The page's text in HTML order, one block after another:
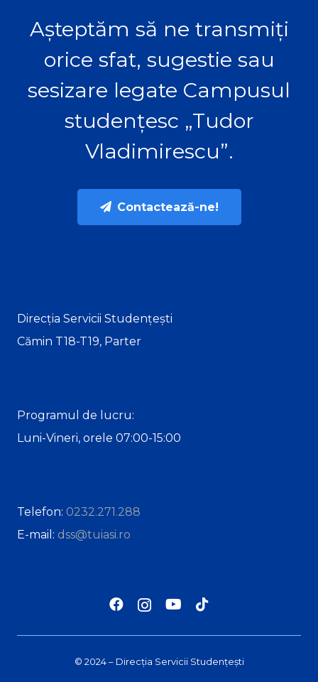
Așteptăm să ne transmiți
orice sfat, sugestie sau
sesizare legate Campusul
studențesc „Tudor
Vladimirescu”.
Contactează-ne!
Direcția Servicii Studențești
Cămin T18-T19, Parter
Programul de lucru:
Luni-Vineri, orele 07:00-15:00
Telefon: 0232.271.288
E-mail: dss@tuiasi.ro
© 2024 – Direcția Servicii Studențești